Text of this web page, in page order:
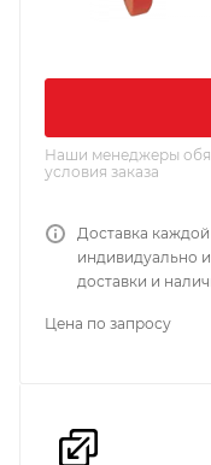
Наши менеджеры
условия заказа
Доставка
индивидуально
доставки и
Цена по запросу